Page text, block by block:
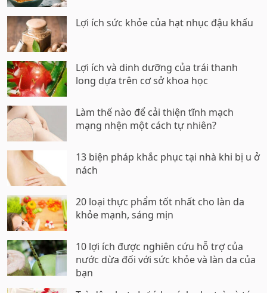
Lợi ích sức khỏe của hạt nhục đậu khấu
Lợi ích và dinh dưỡng của trái thanh
long dựa trên cơ sở khoa học
Làm thế nào để cải thiện tĩnh mạch
mạng nhện một cách tự nhiên?
13 biện pháp khắc phục tại nhà khi bị u ở
nách
20 loại thực phẩm tốt nhất cho làn da
khỏe mạnh, sáng mịn
10 lợi ích được nghiên cứu hỗ trợ của
nước dừa đối với sức khỏe và làn da của
bạn